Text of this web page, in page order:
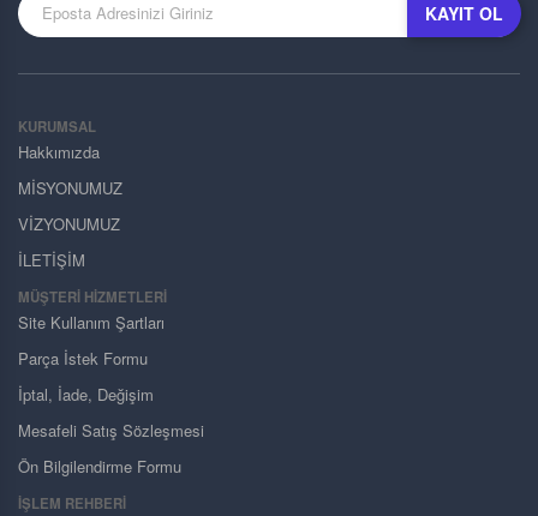
KAYIT OL
KURUMSAL
Hakkımızda
MİSYONUMUZ
VİZYONUMUZ
İLETİŞİM
MÜŞTERI HIZMETLERI
Site Kullanım Şartları
Parça İstek Formu
İptal, İade, Değişim
Mesafeli Satış Sözleşmesi
Ön Bilgilendirme Formu
İŞLEM REHBERİ